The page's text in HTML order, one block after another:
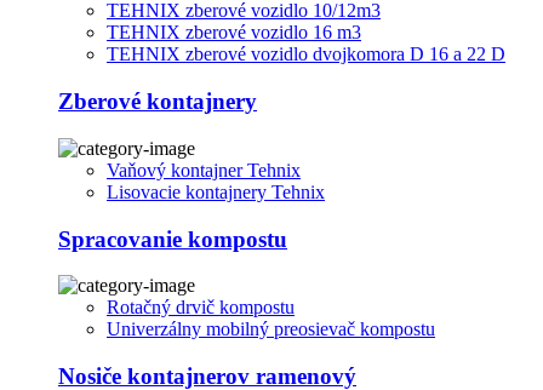
TEHNIX zberové vozidlo 10/12m3
TEHNIX zberové vozidlo 16 m3
TEHNIX zberové vozidlo dvojkomora D 16 a 22 D
Zberové kontajnery
Vaňový kontajner Tehnix
Lisovacie kontajnery Tehnix
Spracovanie kompostu
Rotačný drvič kompostu
Univerzálny mobilný preosievač kompostu
Nosiče kontajnerov ramenový